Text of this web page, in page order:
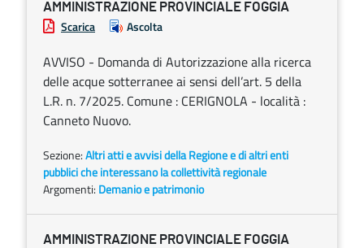
AMMINISTRAZIONE PROVINCIALE FOGGIA
Scarica Ascolta
AVVISO - Domanda di Autorizzazione alla ricerca
delle acque sotterranee ai sensi dell’art. 5 della
L.R. n. 7/2025. Comune : CERIGNOLA - località :
Canneto Nuovo.
Sezione:Altri atti e avvisi della Regione e di altri enti
pubblici che interessano la collettività regionale
Argomenti: Demanio e patrimonio
AMMINISTRAZIONE PROVINCIALE FOGGIA